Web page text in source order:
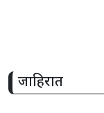
जाहिरात